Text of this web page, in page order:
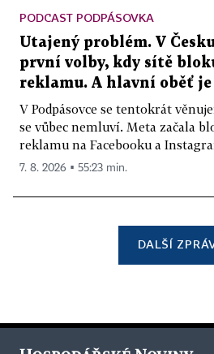
PODCAST PODPÁSOVKA
Utajený problém. V
první volby, kdy sítě
reklamu. A hlavní oběť je
V Podpásovce se tentokrát
se vůbec nemluví. Meta začala
reklamu na Facebooku a
7. 8. 2026 ▪ 55:23 min.
DALŠÍ